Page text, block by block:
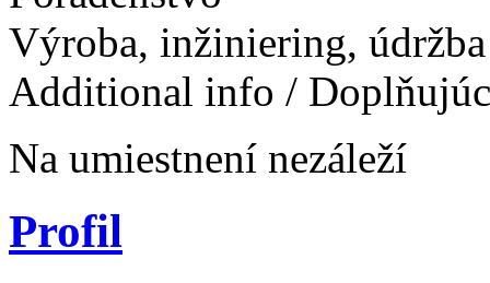
Výroba, inžiniering, údržba
Additional info /
Na umiestnení nezáleží
Profil